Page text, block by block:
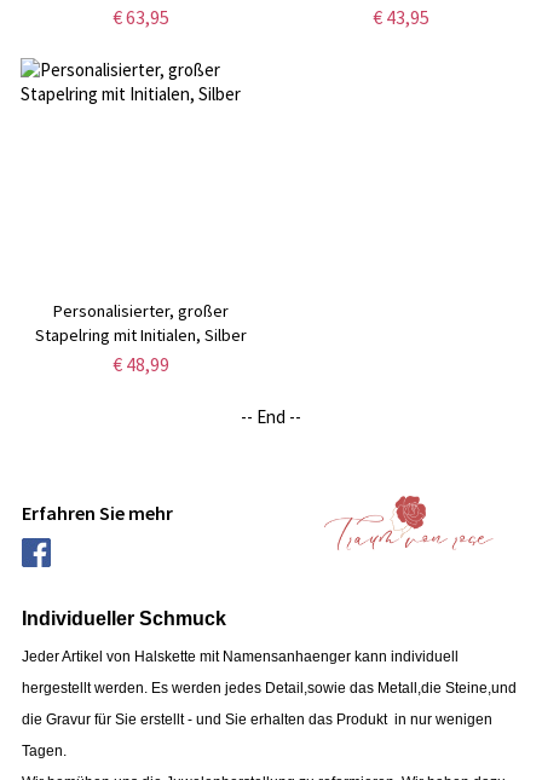
€ 63,95 € 43,95
Personalisierter, großer
Stapelring mit Initialen, Silber
€ 48,99
-- End --
Erfahren Sie mehr
Individueller Schmuck
Jeder Artikel von Halskette mit Namensanhaenger kann individuell
hergestellt werden.Es werden jedes Detail,sowie das Metall,die Steine,und
die Gravur für Sie erstellt - und Sie erhalten das Produkt in nur wenigen
Tagen.